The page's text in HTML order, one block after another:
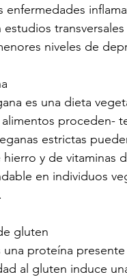
enfermedades
estudios
niveles de
es una dieta
proceden-
estrictas
y de vitaminas
en individuos
gluten
una proteína
al gluten induce